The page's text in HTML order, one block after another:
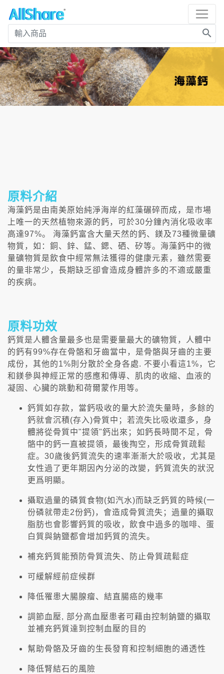
search
原料介紹
海藻鈣是由南美原始純淨海岸的紅藻碾碎而成，是市場
上唯一的天然植物來源的鈣，可於30分鐘內消化吸收率
高達97%。 海藻鈣富含大量天然的鈣、鎂及73種微量礦
物質，如：銅、鋅、錳、鍶、硒、矽等。海藻鈣中的微
量礦物質是飲食中經常無法獲得的健康元素，雖然需要
的量非常少，長期缺乏卻會造成身體許多的不適或嚴重
的疾病。
原料功效
鈣質是人體含量最多也是需要量最大的礦物質，人體中
的鈣有99%存在骨骼和牙齒當中，是骨骼與牙齒的主要
成份，其他的1%則分散於全身各處. 不要小看這1%，它
和鎂參與神經正常的感應和傳導、肌肉的收縮、血液的
凝固、心臟的跳動和荷爾蒙作用等。
鈣質如存款，當鈣吸收的量大於流失量時，多餘的
鈣就會沉積(存入)骨質中；若流失比吸收還多，身
體將從骨質中"提領"鈣出來；如鈣長時間不足，骨
骼中的鈣一直被提領，最後掏空，形成骨質疏鬆
症。30歲後鈣質流失的速率漸漸大於吸收，尤其是
女性過了更年期因內分泌的改變，鈣質流失的狀況
更爲明顯。
攝取過量的磷質食物(如汽水)而缺乏鈣質的時候(一
份磷就帶走2份鈣)，會造成骨質流失；過量的攝取
脂肪也會影響鈣質的吸收，飲食中過多的咖啡、蛋
白質與鈉鹽都會增加鈣質的流失。
補充鈣質能預防骨質流失、防止骨質疏鬆症
可緩解經前症候群
降低罹患大腸腺瘤、結直腸癌的幾率
調節血壓, 部分高血壓患者可藉由控制鈉鹽的攝取
並補充鈣質達到控制血壓的目的
幫助骨骼及牙齒的生長發育和控制細胞的通透性
降低腎結石的風險